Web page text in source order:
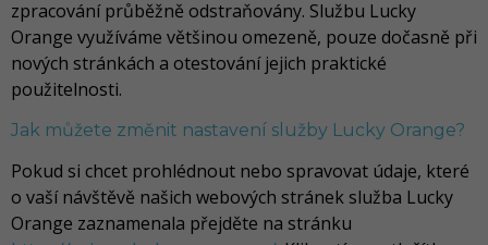
zpracování průběžně odstraňovány. Službu Lucky
Orange využíváme většinou omezeně, pouze dočasně při
nových stránkách a otestování jejich praktické
použitelnosti.
Jak můžete změnit nastavení služby Lucky Orange?
Pokud si chcet prohlédnout nebo spravovat údaje, které
o vaší návštěvě našich webových stránek služba Lucky
Orange zaznamenala přejděte na stránku